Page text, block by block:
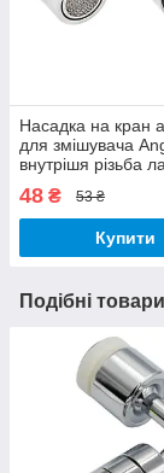
Насадка на кран
для змішувача
внутрішя різьба
сітка нержавіюча
48 ₴ 53 ₴
Купити
Подібні